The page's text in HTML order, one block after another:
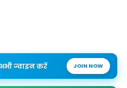
अभी ज्वाइन करें JOIN NOW